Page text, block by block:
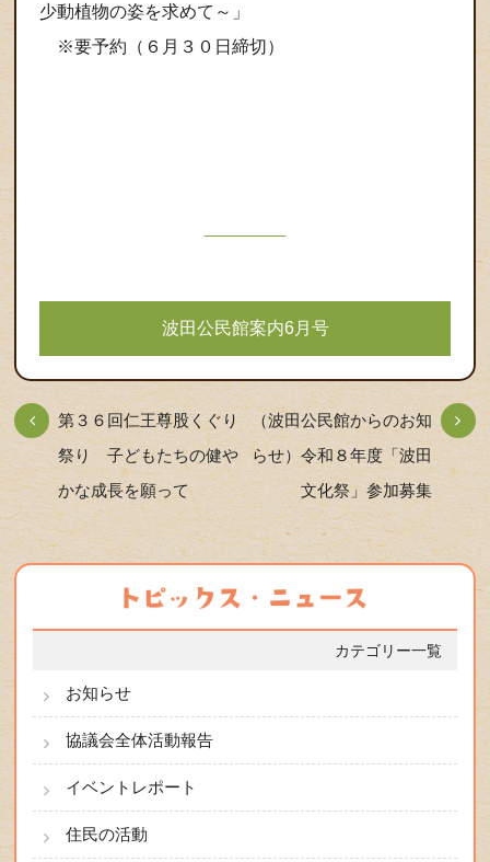
少動植物の姿を求めて～」
※要予約（６月３０日締切）
波田公民館案内6月号
第３６回仁王尊股くぐり
祭り 子どもたちの健や
かな成長を願って
（波田公民館からのお知
らせ）令和８年度「波田
文化祭」参加募集
カテゴリー一覧
お知らせ
協議会全体活動報告
イベントレポート
住民の活動